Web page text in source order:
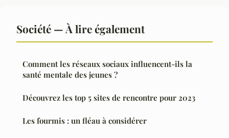
Société — À lire également
Comment les réseaux sociaux influencent-ils la
santé mentale des jeunes ?
Découvrez les top 5 sites de rencontre pour 2023
Les fourmis : un fléau à considérer